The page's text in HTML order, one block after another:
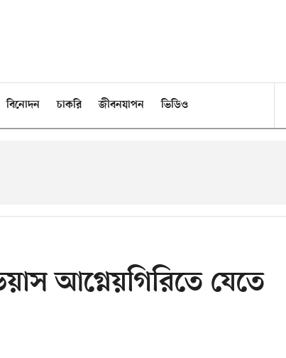
বিনোদন চাকরি জীবনযাপন ভিডিও
আগ্নেয়গিরিতে যেতে